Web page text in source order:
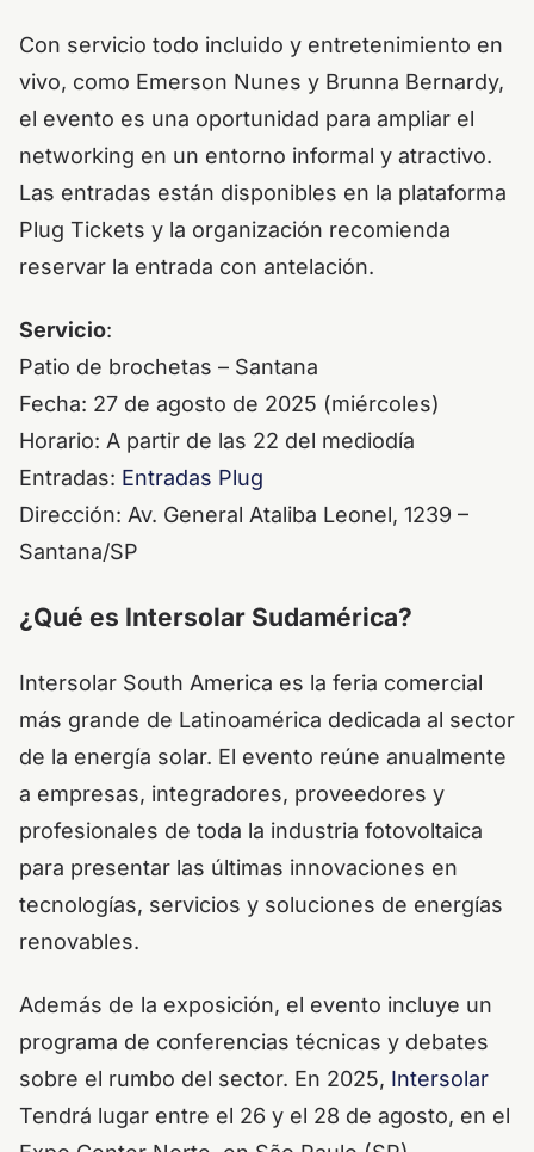
Con servicio todo incluido y entretenimiento en
vivo, como Emerson Nunes y Brunna Bernardy,
el evento es una oportunidad para ampliar el
networking en un entorno informal y atractivo.
Las entradas están disponibles en la plataforma
Plug Tickets y la organización recomienda
reservar la entrada con antelación.
Servicio:
Patio de brochetas – Santana
Fecha: 27 de agosto de 2025 (miércoles)
Horario: A partir de las 22 del mediodía
️Entradas: Entradas Plug
Dirección: Av. General Ataliba Leonel, 1239 –
Santana/SP
¿Qué es Intersolar Sudamérica?
Intersolar South America es la feria comercial
más grande de Latinoamérica dedicada al sector
de la energía solar. El evento reúne anualmente
a empresas, integradores, proveedores y
profesionales de toda la industria fotovoltaica
para presentar las últimas innovaciones en
tecnologías, servicios y soluciones de energías
renovables.
Además de la exposición, el evento incluye un
programa de conferencias técnicas y debates
sobre el rumbo del sector. En 2025, Intersolar
Tendrá lugar entre el 26 y el 28 de agosto, en el